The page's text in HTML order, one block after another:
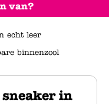
van?
echt leer
binnenzool
in